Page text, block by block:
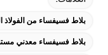
بلاط فسيفساء من الفولاذ
بلاط فسيفساء معدني